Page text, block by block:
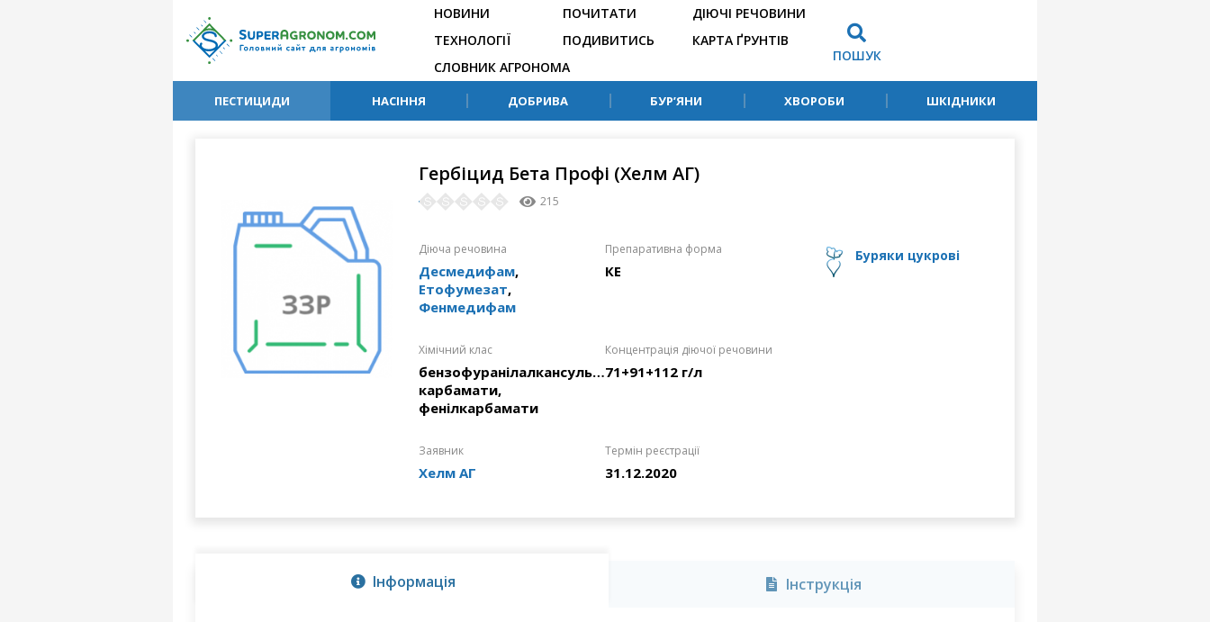
НОВИНИ
ТЕХНОЛОГІЇ
ПОЧИТАТИ
ПОДИВИТИСЬ
ДІЮЧІ РЕЧОВИНИ
КАРТА ҐРУНТІВ
СЛОВНИК АГРОНОМА
ПОШУК
ПЕСТИЦИДИ НАСІННЯ ДОБРИВА БУР’ЯНИ ХВОРОБИ ШКІДНИКИ
Гербіцид Бета Профі (Хелм АГ)
215
Діюча речовина
Десмедифам,
Етофумезат,
Фенмедифам
Препаративна форма
КЕ
Хімічний клас
бензофуранілалкансульфонати,
карбамати,
фенілкарбамати
Концентрація діючої речовини
71+91+112 г/л
Заявник
Хелм АГ
Термін реєстрації
31.12.2020
буряки цукрові
Інформація Інструкція